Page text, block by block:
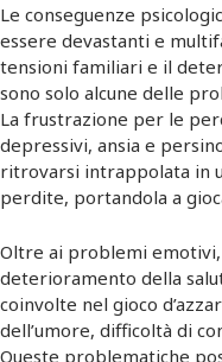
Le conseguenze
essere devastanti e
tensioni familiari e il
sono solo alcune delle
La frustrazione per le
depressivi, ansia e
ritrovarsi intrappolata in
perdite, portandola a
Oltre ai problemi emotivi,
deterioramento della
coinvolte nel gioco
dell’umore, difficoltà di
Queste problematiche